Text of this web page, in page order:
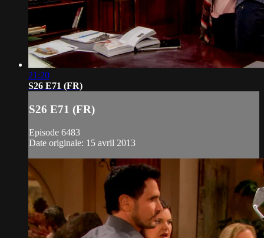
21:20
S26 E71 (FR)
S26 E71 (FR)
Episode 6483
Date originale: 15 avril 2013